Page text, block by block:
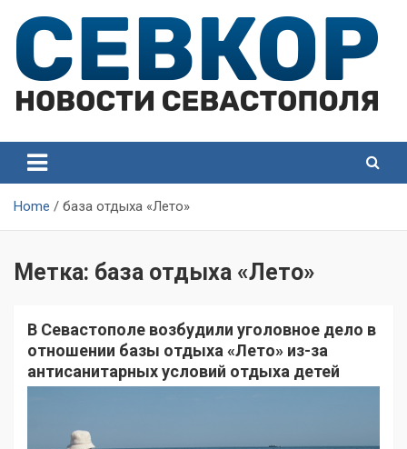
content
Севастополя
Севастополя
Home база отдыха «Лето»
Метка: база отдыха «Лето»
В Севастополе возбудили уголовное дело в
отношении базы отдыха «Лето» из-за
антисанитарных условий отдыха детей